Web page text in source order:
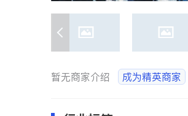
暂无商家介绍 成为精英商家